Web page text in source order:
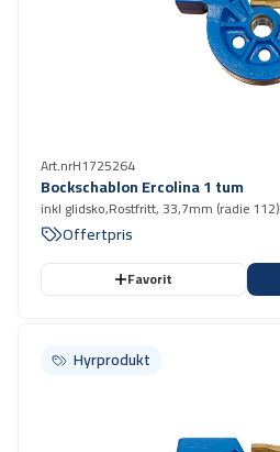
Art.nrH1725264
Bockschablon Ercolina 1 tum
inkl glidsko,Rostfritt, 33,7mm (radie 112)
Offertpris
Favorit
Hyrprodukt
Hyrprodukt